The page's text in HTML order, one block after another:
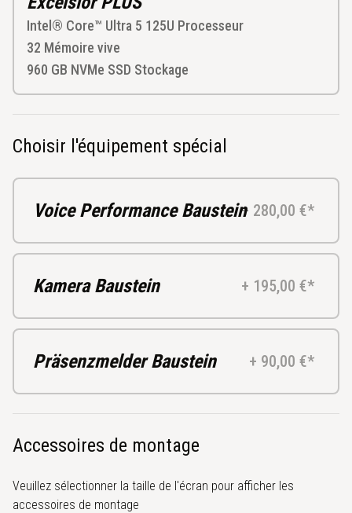
Intel® Core™ Ultra 5 125U Processeur
32 Mémoire vive
960 GB NVMe SSD Stockage
Choisir l'équipement spécial
Voice Performance Baustein+ 280,00 €*
Kamera Baustein + 195,00 €*
Präsenzmelder Baustein + 90,00 €*
Accessoires de montage
Veuillez sélectionner la taille de l'écran pour afficher les
accessoires de montage